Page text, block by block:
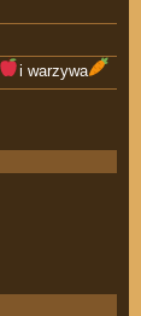
i warzywa